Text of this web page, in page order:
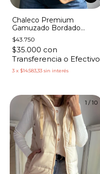
Chaleco Premium
Gamuzado Bordado
Florcitas
$43.750
$35.000 con
Transferencia o Efectivo
3 x $14.583,33 sin interés
1 /10